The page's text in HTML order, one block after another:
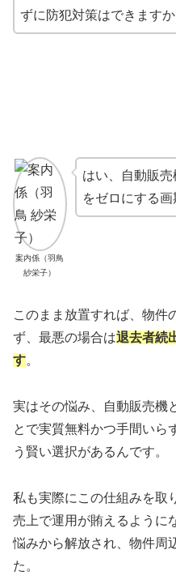
ずに防犯対策はできますか
案内係（羽鳥
紗栄子）
はい、自動販
をゼロにする画
このまま放置すれば、物件
ず、最悪の場合は退去者続
す。
実はその悩み、自動販売機
とで実質無料かつ手間いら
う賢い選択があるんです。
私も実際にこの仕組みを取
売上で運用が賄えるように
悩みから解放され、物件周
た。